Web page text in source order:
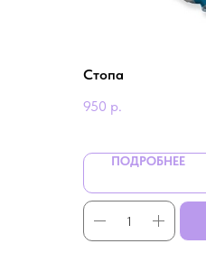
Стопа
950 р.
ПОДРОБНЕЕ